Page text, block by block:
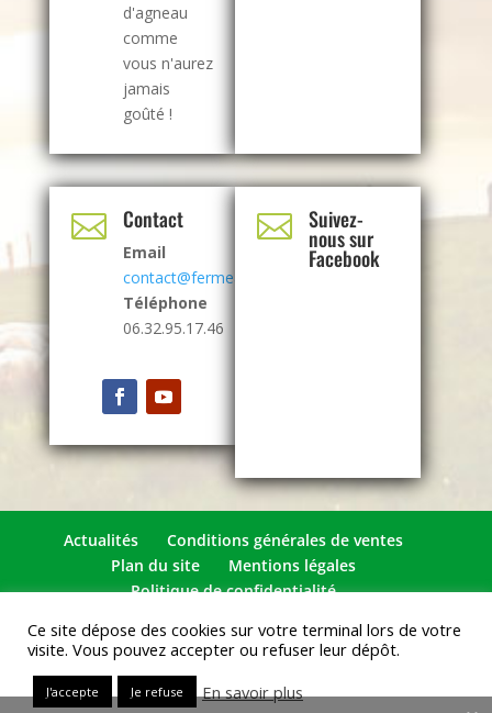
d'agneau
comme
vous n'aurez
jamais
goûté !
 Contact
Email
contact@fermealbrecht.com
Téléphone
06.32.95.17.46
 Suivez-
nous sur
Facebook
Actualités
Conditions générales de ventes
Plan du site
Mentions légales
Politique de confidentialité
© Inova-web.fr pour Ferme Albrecht - tous droits
Ce site dépose des cookies sur votre terminal lors de votre
visite. Vous pouvez accepter ou refuser leur dépôt.
J'accepte Je refuse En savoir plus